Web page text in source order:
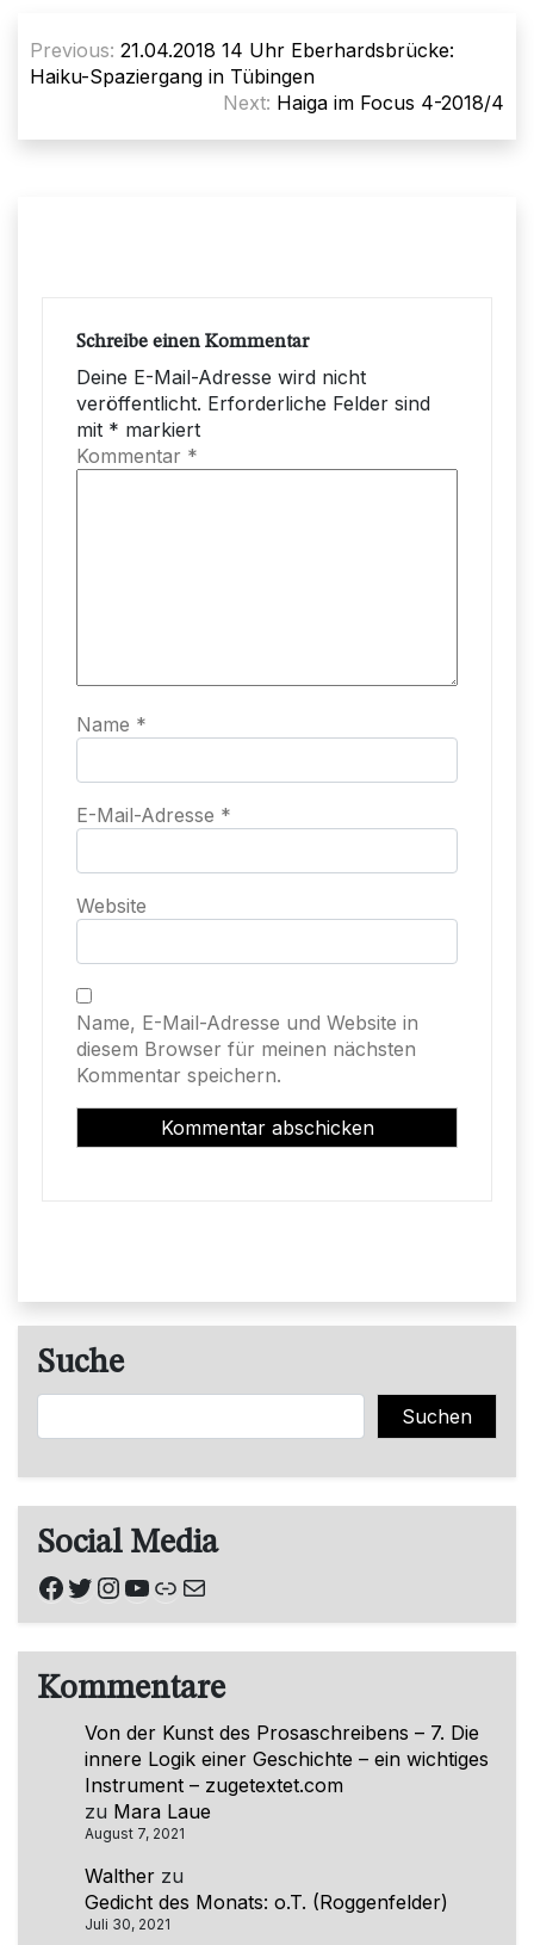
Previous: 21.04.2018 14 Uhr Eberhardsbrücke:
Haiku-Spaziergang in Tübingen
Next: Haiga im Focus 4-2018/4
Schreibe einen Kommentar
Deine E-Mail-Adresse wird nicht
veröffentlicht. Erforderliche Felder sind
mit * markiert
Kommentar *
Name *
E-Mail-Adresse *
Website
Name, E-Mail-Adresse und Website in
diesem Browser für meinen nächsten
Kommentar speichern.
Suche
Suchen Suchen
Social Media
Facebook
Twitter
Instagram
YouTube
Link
E-Mail
Kommentare
Von der Kunst des Prosaschreibens – 7. Die
innere Logik einer Geschichte – ein wichtiges
Instrument – zugetextet.com
zu Mara Laue
August 7, 2021
Walther zu
Gedicht des Monats: o.T. (Roggenfelder)
Juli 30, 2021